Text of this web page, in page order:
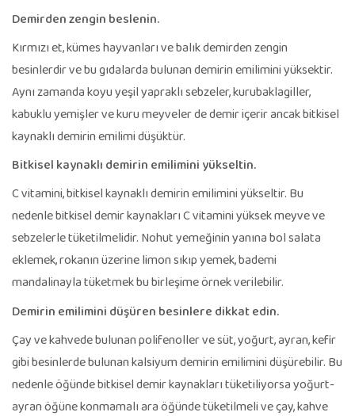
Demirden zengin beslenin.
Kırmızı et, kümes hayvanları ve balık demirden zengin
besinlerdir ve bu gıdalarda bulunan demirin emilimini yüksektir.
Aynı zamanda koyu yeşil yapraklı sebzeler, kurubaklagiller,
kabuklu yemişler ve kuru meyveler de demir içerir ancak bitkisel
kaynaklı demirin emilimi düşüktür.
Bitkisel kaynaklı demirin emilimini yükseltin.
C vitamini, bitkisel kaynaklı demirin emilimini yükseltir. Bu
nedenle bitkisel demir kaynakları C vitamini yüksek meyve ve
sebzelerle tüketilmelidir. Nohut yemeğinin yanına bol salata
eklemek, rokanın üzerine limon sıkıp yemek, bademi
mandalinayla tüketmek bu birleşime örnek verilebilir.
Demirin emilimini düşüren besinlere dikkat edin.
Çay ve kahvede bulunan polifenoller ve süt, yoğurt, ayran, kefir
gibi besinlerde bulunan kalsiyum demirin emilimini düşürebilir. Bu
nedenle öğünde bitkisel demir kaynakları tüketiliyorsa yoğurt-
ayran öğüne konmamalı ara öğünde tüketilmeli ve çay, kahve